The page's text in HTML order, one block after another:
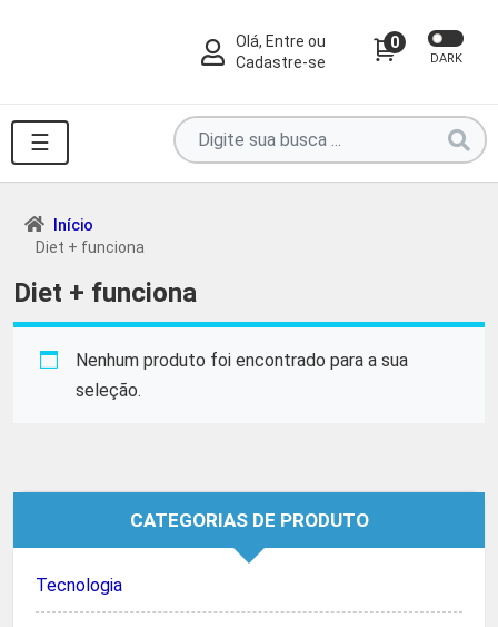
Olá, Entre ou
Cadastre-se
0
DARK
☰
Pesquise
por
produtos
Início
Diet + funciona
Diet + funciona
Nenhum produto foi encontrado para a sua
seleção.
CATEGORIAS DE PRODUTO
Tecnologia